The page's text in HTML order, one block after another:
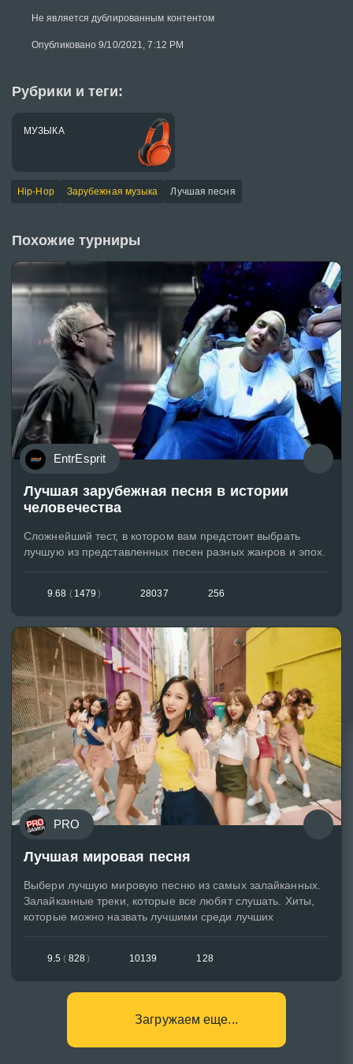
Не является дублированным контентом
Опубликовано 9/10/2021, 7:12 PM
Рубрики и теги:
МУЗЫКА
Hip-Hop Зарубежная музыка Лучшая песня
Похожие турниры
EntrEsprit
Лучшая зарубежная песня в истории
человечества
Сложнейший тест, в котором вам предстоит выбрать
лучшую из представленных песен разных жанров и эпох.
9.68 ( 1479 ) 28037 256
PRO
Лучшая мировая песня
Выбери лучшую мировую песню из самых залайканных.
Залайканные треки, которые все любят слушать. Хиты,
которые можно назвать лучшими среди лучших
9.5 ( 828) 10139 128
Загружаем еще...